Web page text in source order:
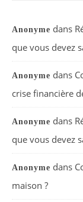
Anonyme dans
que vous devez
Anonyme dans
crise financière
Anonyme dans
que vous devez
Anonyme dans
maison ?